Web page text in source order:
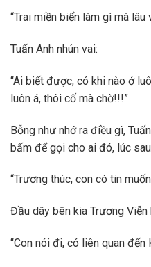
“Trai miền biển làm gì mà lâu
Tuấn Anh nhún vai:
“Ai biết được, có khi nào ở
luôn á, thôi cố mà chờ!!!”
Bỗng như nhớ ra điều gì,
bấm để gọi cho ai đó, lúc
“Trương thúc, con có tin
Đầu dây bên kia Trương Viễn
“Con nói đi, có liên quan đến